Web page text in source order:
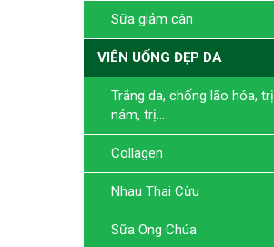
Sữa giảm cân
VIÊN UỐNG ĐẸP DA
Trắng da, chống lão hóa, trị
nám, trị...
Collagen
Nhau Thai Cừu
Sữa Ong Chúa